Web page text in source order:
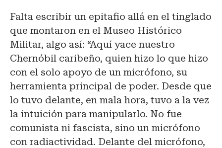
Falta escribir un epitafio allá en el tinglado
que montaron en el Museo Histórico
Militar, algo así: “Aquí yace nuestro
Chernóbil caribeño, quien hizo lo que hizo
con el solo apoyo de un micrófono, su
herramienta principal de poder. Desde que
lo tuvo delante, en mala hora, tuvo a la vez
la intuición para manipularlo. No fue
comunista ni fascista, sino un micrófono
con radiactividad. Delante del micrófono,